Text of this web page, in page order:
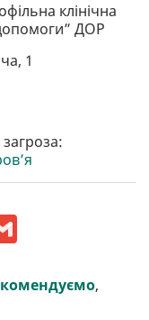
клінічна
ДОР
1
l
,